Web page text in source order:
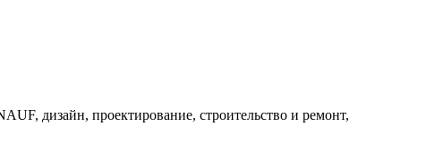
дизайн, проектирование, строительство и ремонт,